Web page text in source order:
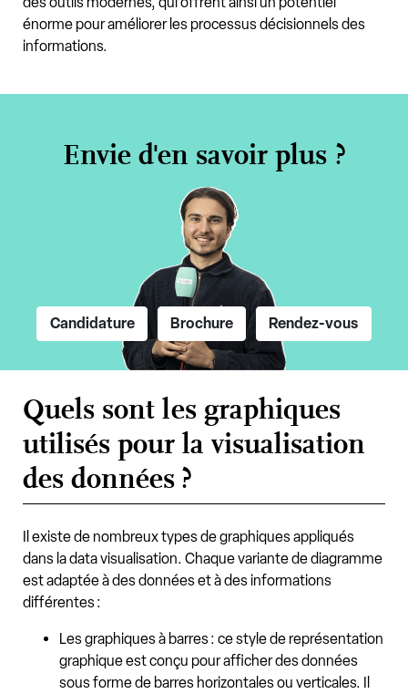
énorme pour améliorer les processus décisionnels des
informations.
Envie d'en savoir plus ?
Candidature Brochure Rendez-vous
Quels sont les graphiques
utilisés pour la visualisation
des données ?
Il existe de nombreux types de graphiques appliqués
dans la data visualisation. Chaque variante de diagramme
est adaptée à des données et à des informations
différentes :
Les graphiques à barres : ce style de représentation
graphique est conçu pour afficher des données
sous forme de barres horizontales ou verticales. Il